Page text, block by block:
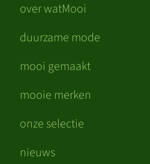
over watMooi
duurzame mode
mooi gemaakt
mooie merken
onze selectie
nieuws